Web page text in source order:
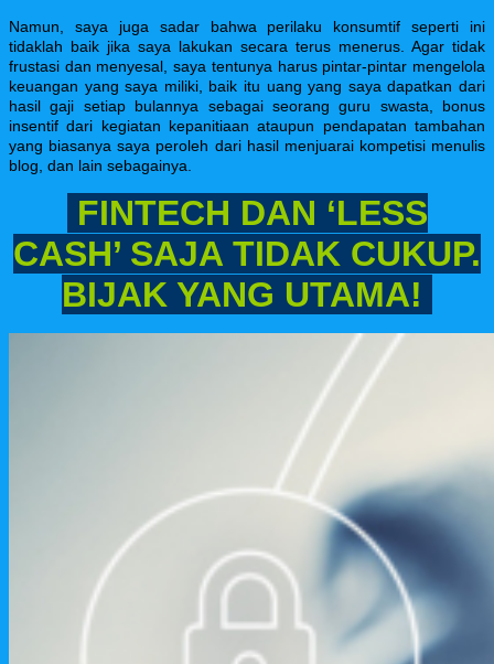
Namun, saya juga sadar bahwa perilaku konsumtif seperti ini
tidaklah baik jika saya lakukan secara terus menerus. Agar tidak
frustasi dan menyesal, saya tentunya harus pintar-pintar mengelola
keuangan yang saya miliki, baik itu uang yang saya dapatkan dari
hasil gaji setiap bulannya sebagai seorang guru swasta, bonus
insentif dari kegiatan kepanitiaan ataupun pendapatan tambahan
yang biasanya saya peroleh dari hasil menjuarai kompetisi menulis
blog, dan lain sebagainya.
FINTECH DAN ‘LESS
CASH’ SAJA TIDAK CUKUP.
BIJAK YANG UTAMA!